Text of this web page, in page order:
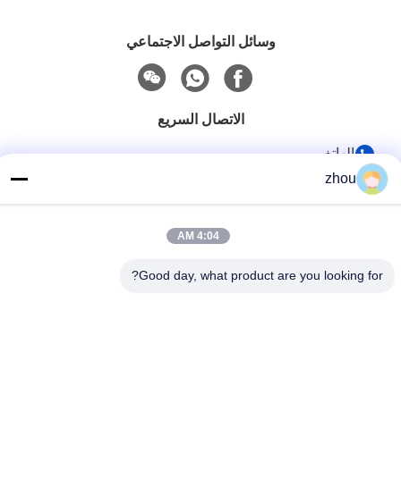
وسائل التواصل الاجتماعي
الاتصال السريع
الهاتف
عنوان
zhou
4:04 AM
Good day, what product are you looking for?